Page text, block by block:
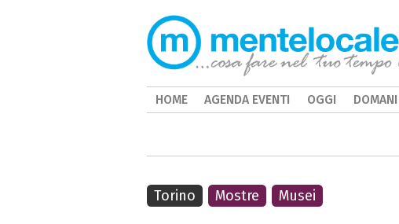
Torino Mostre Musei
HOME AGENDA EVENTI OGGI DOMANI